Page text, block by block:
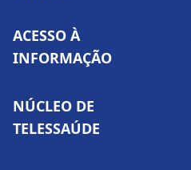
ACESSO À
INFORMAÇÃO
NÚCLEO DE
TELESSAÚDE